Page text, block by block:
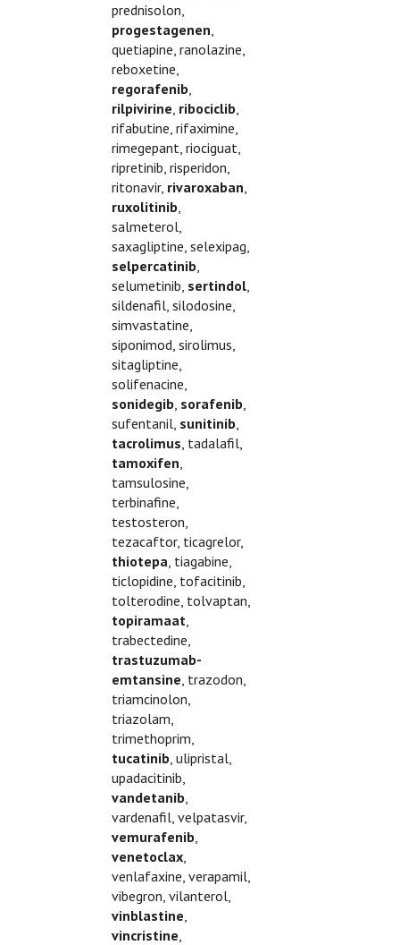
prednisolon,
progestagenen,
quetiapine, ranolazine,
reboxetine,
regorafenib,
rilpivirine, ribociclib,
rifabutine, rifaximine,
rimegepant, riociguat,
ripretinib, risperidon,
ritonavir, rivaroxaban,
ruxolitinib,
salmeterol,
saxagliptine, selexipag,
selpercatinib,
selumetinib, sertindol,
sildenafil, silodosine,
simvastatine,
siponimod, sirolimus,
sitagliptine,
solifenacine,
sonidegib, sorafenib,
sufentanil, sunitinib,
tacrolimus, tadalafil,
tamoxifen,
tamsulosine,
terbinafine,
testosteron,
tezacaftor, ticagrelor,
thiotepa, tiagabine,
ticlopidine, tofacitinib,
tolterodine, tolvaptan,
topiramaat,
trabectedine,
trastuzumab-
emtansine, trazodon,
triamcinolon,
triazolam,
trimethoprim,
tucatinib, ulipristal,
upadacitinib,
vandetanib,
vardenafil, velpatasvir,
vemurafenib,
venetoclax,
venlafaxine, verapamil,
vibegron, vilanterol,
vinblastine,
vincristine,